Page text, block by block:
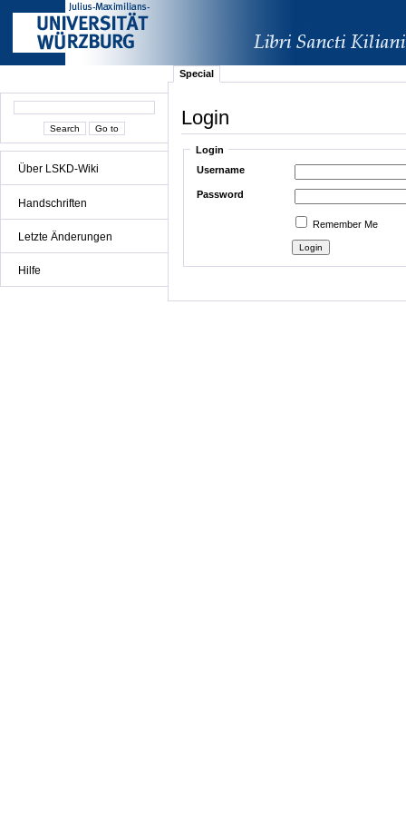
Über LSKD-Wiki
Handschriften
Letzte Änderungen
Hilfe
Special
Login
Login
Username
Password
Remember Me